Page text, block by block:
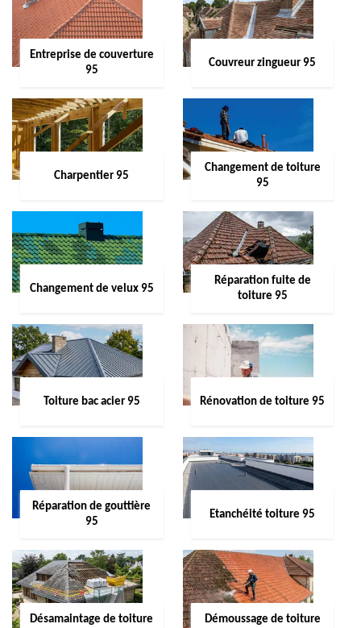
Entreprise de couverture
95
Couvreur zingueur 95
Charpentier 95
Changement de toiture
95
Changement de velux 95
Réparation fuite de
toiture 95
Toiture bac acier 95 Rénovation de toiture 95
Réparation de gouttière
95
Etanchéité toiture 95
Désamaintage de toiture
Démoussage de toiture